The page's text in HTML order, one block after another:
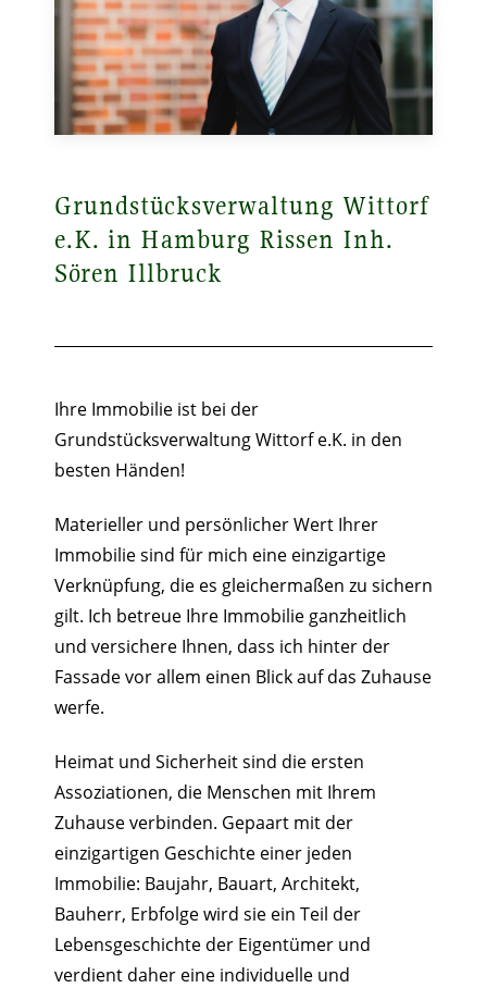
Grundstücksverwaltung Wittorf
e.K. in Hamburg Rissen Inh.
Sören Illbruck
Ihre Immobilie ist bei der
Grundstücksverwaltung Wittorf e.K. in den
besten Händen!
Materieller und persönlicher Wert Ihrer
Immobilie sind für mich eine einzigartige
Verknüpfung, die es gleichermaßen zu sichern
gilt. Ich betreue Ihre Immobilie ganzheitlich
und versichere Ihnen, dass ich hinter der
Fassade vor allem einen Blick auf das Zuhause
werfe.
Heimat und Sicherheit sind die ersten
Assoziationen, die Menschen mit Ihrem
Zuhause verbinden. Gepaart mit der
einzigartigen Geschichte einer jeden
Immobilie: Baujahr, Bauart, Architekt,
Bauherr, Erbfolge wird sie ein Teil der
Lebensgeschichte der Eigentümer und
verdient daher eine individuelle und